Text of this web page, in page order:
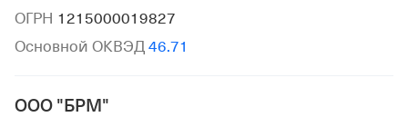
ОГРН 1215000019827
Основной ОКВЭД 46.71
ООО "БРМ"